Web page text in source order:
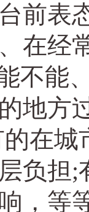
前表
在经
不能
地方
在
负担;
，等